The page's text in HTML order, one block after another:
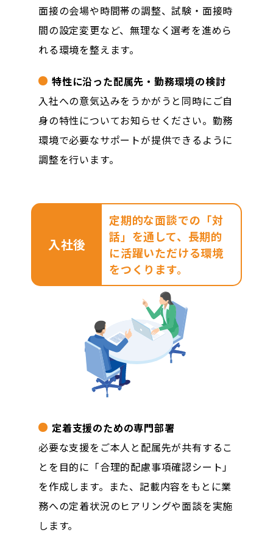
面接の会場や時間帯の調整、試験・面接時
間の設定変更など、無理なく選考を進めら
れる環境を整えます。
特性に沿った配属先・勤務環境の検討
入社への意気込みをうかがうと同時にご自
身の特性についてお知らせください。勤務
環境で必要なサポートが提供できるように
調整を行います。
入社後
定期的な面談での「対
話」を通して、長期的
に活躍いただける環境
をつくります。
定着支援のための専門部署
必要な支援をご本人と配属先が共有するこ
とを目的に「合理的配慮事項確認シート」
を作成します。また、記載内容をもとに業
務への定着状況のヒアリングや面談を実施
します。